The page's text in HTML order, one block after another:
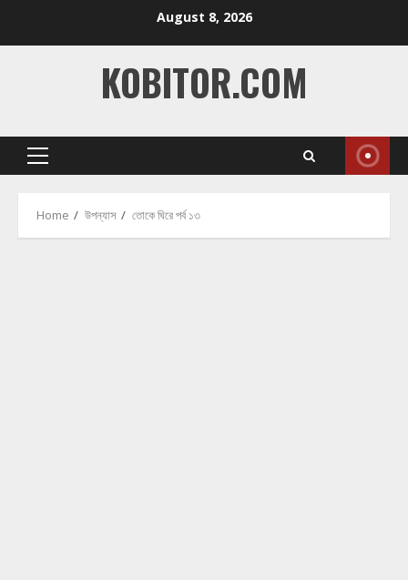
August 8, 2026
KOBITOR.COM
Primary
Home উপন্যাস তোকে ঘিরে পর্ব ১৩